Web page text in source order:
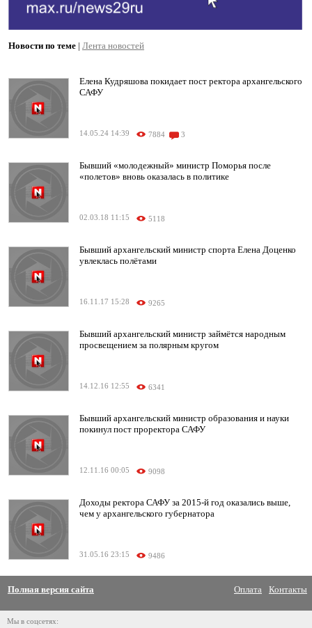
Новости по теме | Лента новостей
Елена Кудряшова покидает пост ректора архангельского
САФУ
14.05.24 14:39 7884 3
Бывший «молодежный» министр Поморья после
«полетов» вновь оказалась в политике
02.03.18 11:15 5118
Бывший архангельский министр спорта Елена Доценко
увлеклась полётами
16.11.17 15:28 9265
Бывший архангельский министр займётся народным
просвещением за полярным кругом
14.12.16 12:55 6341
Бывший архангельский министр образования и науки
покинул пост проректора САФУ
12.11.16 00:05 9098
Доходы ректора САФУ за 2015-й год оказались выше,
чем у архангельского губернатора
31.05.16 23:15 9486
Полная версия сайта Оплата Контакты
Мы в соцсетях: